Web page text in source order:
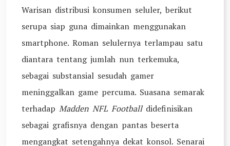
Warisan distribusi konsumen seluler, berikut
serupa siap guna dimainkan menggunakan
smartphone. Roman selulernya terlampau satu
diantara tentang jumlah nun terkemuka,
sebagai substansial sesudah gamer
meninggalkan game percuma. Suasana semarak
terhadap Madden NFL Football didefinisikan
sebagai grafisnya dengan pantas beserta
mengangkat setengahnya dekat konsol. Senarai